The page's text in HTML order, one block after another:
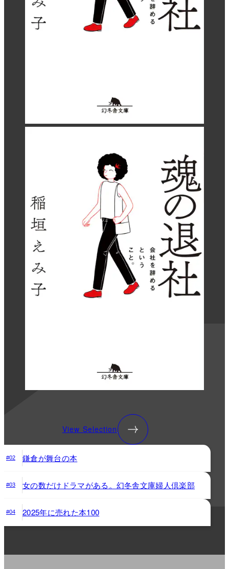
View Selection
#02 鎌倉が舞台の本
#03 女の数だけドラマがある。幻冬舎文庫婦人倶楽部
#04 2025年に売れた本100